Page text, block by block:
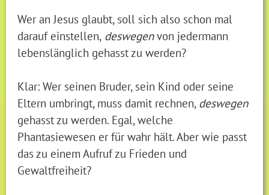
Wer an Jesus glaubt, soll sich also schon mal
darauf einstellen, deswegenvon jedermann
lebenslänglich gehasst zu werden?
Klar: Wer seinen Bruder, sein Kind oder seine
Eltern umbringt, muss damit rechnen, deswegen
gehasst zu werden. Egal, welche
Phantasiewesen er für wahr hält. Aber wie passt
das zu einem Aufruf zu Frieden und
Gewaltfreiheit?